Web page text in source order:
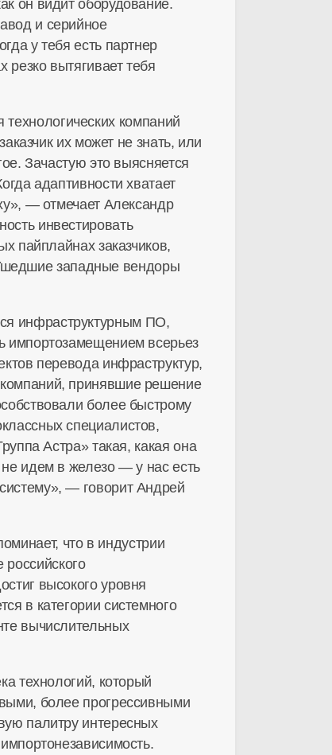
он видит оборудование.
и серийное
у тебя есть партнер
вытягивает тебя
компаний
их может не знать, или
Зачастую это выясняется
адаптивности хватает
— отмечает Александр
инвестировать
пайплайнах заказчиков,
Ушедшие западные вендоры
инфраструктурным ПО,
импортозамещением всерьез
перевода инфраструктур,
принявшие решение
более быстрому
специалистов,
Астра» такая, какая она
идем в железо — у нас есть
», — говорит Андрей
что в индустрии
высокого уровня
в категории системного
вычислительных
технологий, который
более прогрессивными
палитру интересных